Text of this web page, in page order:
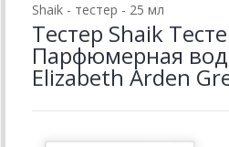
Shaik - тестер - 25 мл
Тестер Shaik
Парфюмерная
Elizabeth Arden